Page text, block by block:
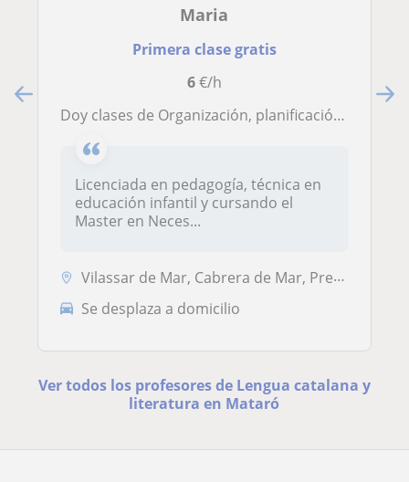
Maria
Primera clase gratis
6€/h
Doy clases de Organización, planificación, técnicas de estudio, y repaso de la ESO
Licenciada en pedagogía, técnica en
educación infantil y cursando el
Master en Neces...
Vilassar de Mar, Cabrera de Mar, Premià de Mar, Vilassar de Dalt
Se desplaza a domicilio
Ver todos los profesores de Lengua catalana y
literatura en Mataró